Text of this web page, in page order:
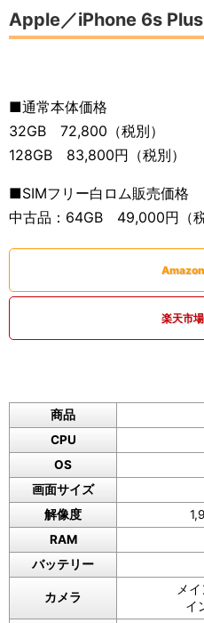
Apple／iPhone 6s Plus
■通常本体価格
32GB 72,800（税別）
128GB 83,800円（税別）
■SIMフリー白ロム販売価格
中古品：64GB 49,000円（
楽天市
商品
CPU
OS
画面サイズ
解像度
RAM
バッテリー
カメラ
メ
イ